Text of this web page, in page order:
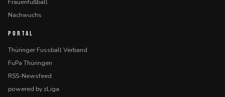
Frauenfußball
Nachwuchs
PORTAL
Thüringer Fussball Verband
FuPa Thüringen
RSS-Newsfeed
powered by zLiga